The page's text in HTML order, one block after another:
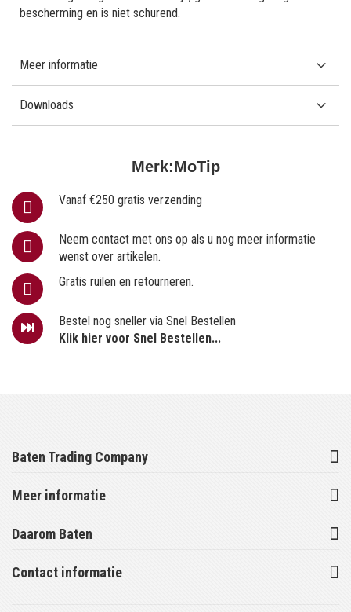
Merk:MoTip
Vanaf €250 gratis verzending
Neem contact met ons op als u nog meer informatie
wenst over artikelen.
Gratis ruilen en retourneren.
Bestel nog sneller via Snel Bestellen
Klik hier voor Snel Bestellen...
bescherming en is niet schurend.
Meer informatie
Downloads
Baten Trading Company
Meer informatie
Daarom Baten
Contact informatie